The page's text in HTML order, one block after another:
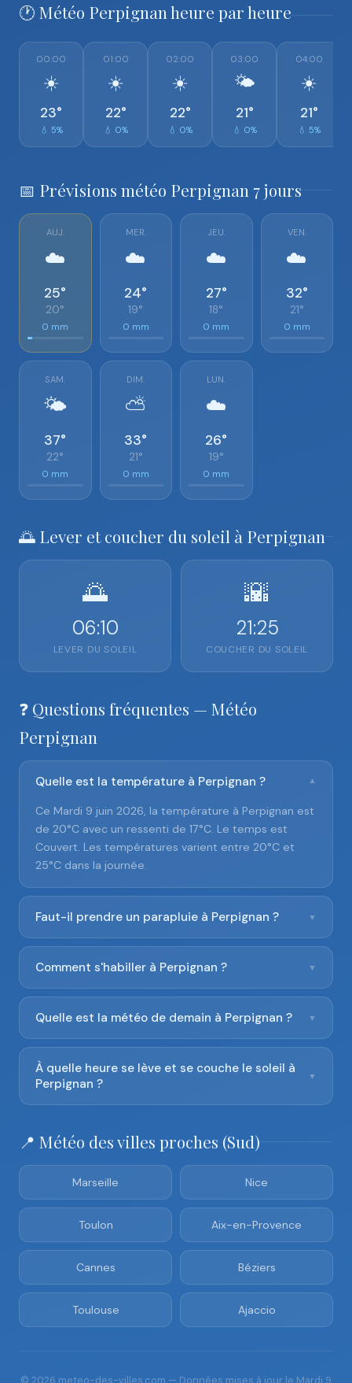
🕐 Météo Perpignan heure par heure
00:00
☀️
23°
💧 5%
01:00
☀️
22°
💧 0%
02:00
☀️
22°
💧 0%
03:00
🌤️
21°
💧 0%
04:00
☀️
21°
💧 5%
📅 Prévisions météo Perpignan 7 jours
AUJ.
☁️
25°
20°
0 mm
MER.
☁️
24°
19°
0 mm
JEU.
☁️
27°
18°
0 mm
VEN.
☁️
32°
21°
0 mm
SAM.
🌤️
37°
22°
0 mm
DIM.
⛅
33°
21°
0 mm
LUN.
☁️
26°
19°
0 mm
🌅 Lever et coucher du soleil à Perpignan
🌅
06:10
LEVER DU SOLEIL
🌇
21:25
COUCHER DU SOLEIL
❓ Questions fréquentes — Météo
Perpignan
Quelle est la température à Perpignan ? ▼
Ce Mardi 9 juin 2026, la température à Perpignan est
de 20°C avec un ressenti de 17°C. Le temps est
Couvert. Les températures varient entre 20°C et
25°C dans la journée.
Faut-il prendre un parapluie à Perpignan ? ▼
Comment s'habiller à Perpignan ? ▼
Quelle est la météo de demain à Perpignan ? ▼
À quelle heure se lève et se couche le soleil à
Perpignan ?
▼
📍 Météo des villes proches (Sud)
Marseille Nice
Toulon Aix-en-Provence
Cannes Béziers
Toulouse Ajaccio
© 2026 meteo-des-villes.com — Données mises à jour le Mardi 9